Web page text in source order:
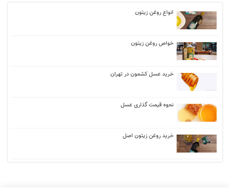
انواع روغن زیتون
خواص روغن زیتون
خرید عسل کشمون در تهران
نحوه قیمت گذاری عسل
خرید روغن زیتون اصل